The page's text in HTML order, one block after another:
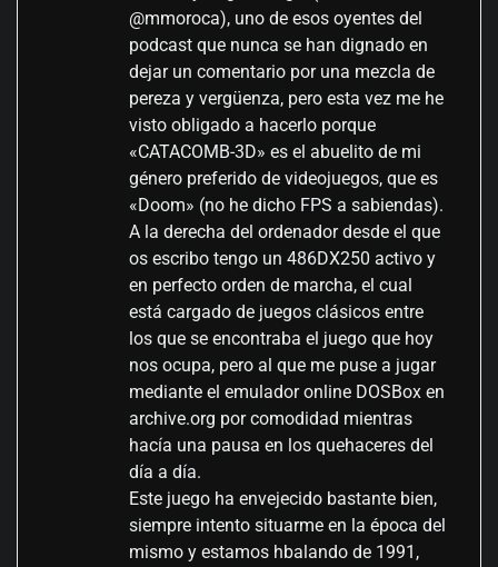
@mmoroca), uno de esos oyentes del
podcast que nunca se han dignado en
dejar un comentario por una mezcla de
pereza y vergüenza, pero esta vez me he
visto obligado a hacerlo porque
«CATACOMB-3D» es el abuelito de mi
género preferido de videojuegos, que es
«Doom» (no he dicho FPS a sabiendas).
A la derecha del ordenador desde el que
os escribo tengo un 486DX250 activo y
en perfecto orden de marcha, el cual
está cargado de juegos clásicos entre
los que se encontraba el juego que hoy
nos ocupa, pero al que me puse a jugar
mediante el emulador online DOSBox en
archive.org por comodidad mientras
hacía una pausa en los quehaceres del
día a día.
Este juego ha envejecido bastante bien,
siempre intento situarme en la época del
mismo y estamos hbalando de 1991,